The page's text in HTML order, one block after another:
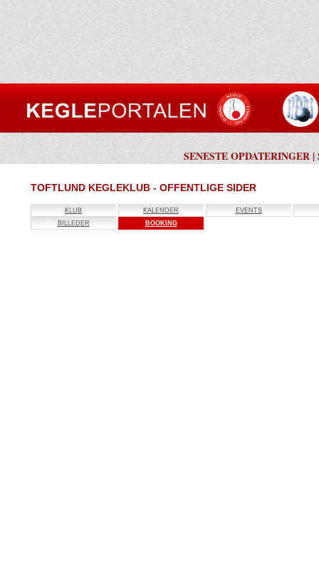
SENESTE OPDATERINGER |
TOFTLUND KEGLEKLUB - OFFENTLIGE SIDER
KLUB KALENDER
EVENTS
BILLEDER
BOOKING